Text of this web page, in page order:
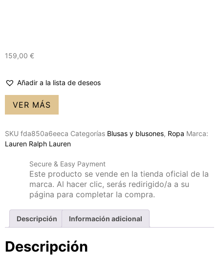
159,00 €
Añadir a la lista de deseos
VER MÁS
SKU fda850a6eeca Categorías Blusas y blusones, Ropa Marca:
Lauren Ralph Lauren
Secure & Easy Payment
Este producto se vende en la tienda oficial de la
marca. Al hacer clic, serás redirigido/a a su
página para completar la compra.
Descripción Información adicional
Descripción